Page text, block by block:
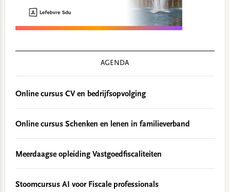
AGENDA
Online cursus CV en bedrijfsopvolging
Online cursus Schenken en lenen in familieverband
Meerdaagse opleiding Vastgoedfiscaliteiten
Stoomcursus AI voor Fiscale professionals